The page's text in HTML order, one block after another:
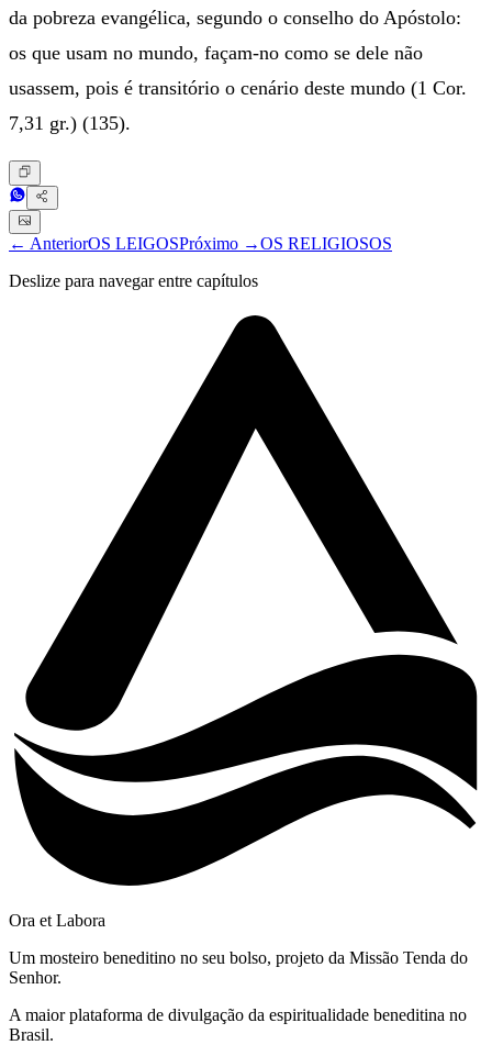
da pobreza evangélica, segundo o conselho do Apóstolo:
os que usam no mundo, façam-no como se dele não
usassem, pois é transitório o cenário deste mundo (1 Cor.
7,31 gr.) (135).
← AnteriorOS LEIGOSPróximo →OS RELIGIOSOS
Deslize para navegar entre capítulos
Ora et Labora
Um mosteiro beneditino no seu bolso, projeto da Missão Tenda do
Senhor.
A maior plataforma de divulgação da espiritualidade beneditina no
Brasil.